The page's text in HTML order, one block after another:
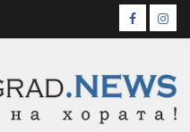
Facebook